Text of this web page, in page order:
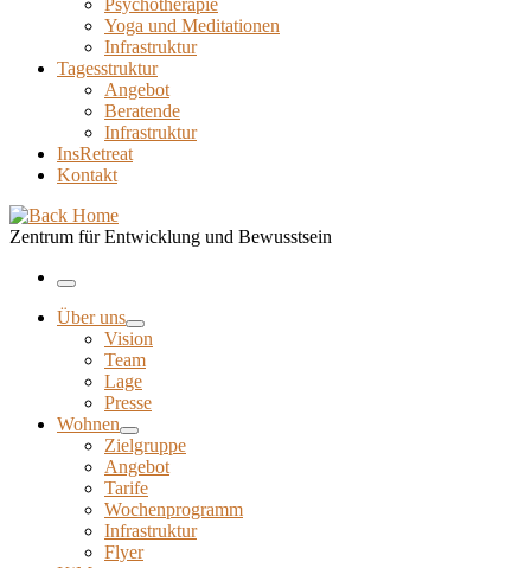
Psychotherapie
Yoga und Meditationen
Infrastruktur
Tagesstruktur
Angebot
Beratende
Infrastruktur
InsRetreat
Kontakt
Zentrum für Entwicklung und Bewusstsein
Menu
Über uns
Vision
Team
Lage
Presse
Wohnen
Zielgruppe
Angebot
Tarife
Wochenprogramm
Infrastruktur
Flyer